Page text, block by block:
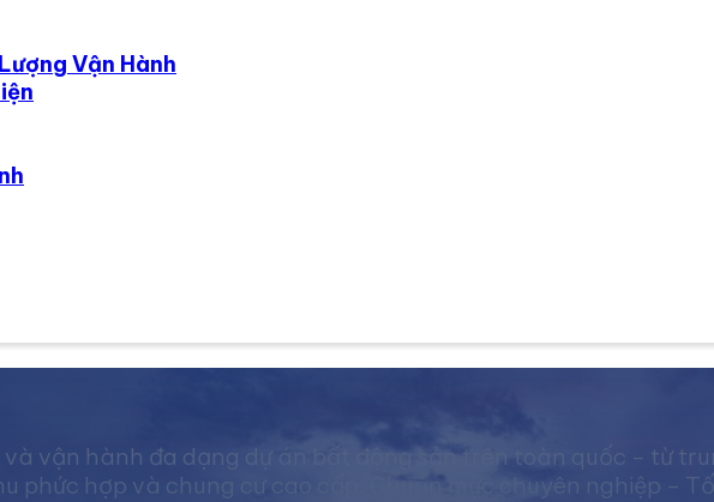
Vận Hành
và vận hành đa dạng dự án bất động sản trên toàn quốc – từ
phức hợp và chung cư cao cấp. Chuẩn mực chuyên nghiệp –